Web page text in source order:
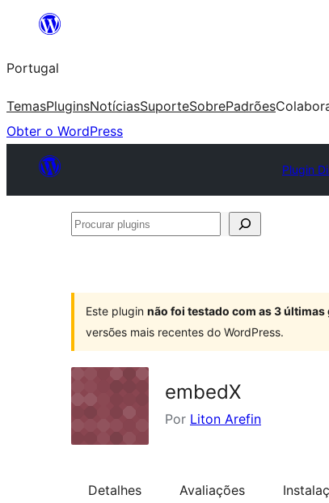
Saltar
o
conteúdo
Portugal
TemasPluginsNotíciasSuporteSobrePadrões
Obter o WordPress
Plugin
Procurar
Este plugin não foi testado com as 3
versões mais recentes do WordPress.
embedX
Por Liton Arefin
Detalhes Avaliações